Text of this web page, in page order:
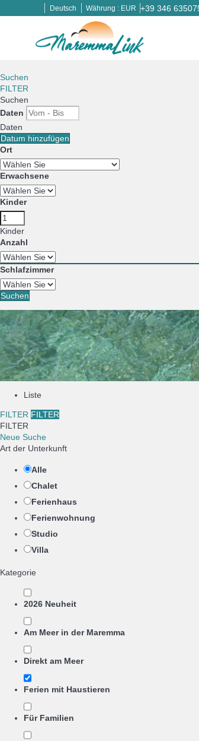
Deutsch Währung : EUR +39 346
Suchen
FILTER
Suchen
Daten
Daten
Datum hinzufügen
Ort
Erwachsene
Kinder
Kinder
Anzahl
Schlafzimmer
Suchen
Liste
FILTER FILTER
FILTER
Neue Suche
Art der Unterkunft
Alle
Chalet
Ferienhaus
Ferienwohnung
Studio
Villa
Kategorie
2026 Neuheit
Am Meer in der Maremma
Direkt am Meer
Ferien mit Haustieren
Für Familien